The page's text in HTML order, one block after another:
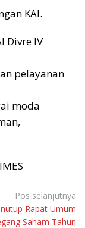
KAI.
Divre IV
pelayanan
moda
Pos selanjutnya
Rapat Umum
Saham Tahun